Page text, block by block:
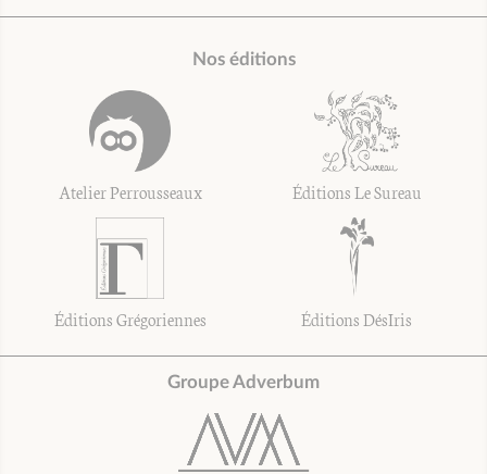
Nos éditions
Atelier Perrousseaux Éditions Le Sureau
Éditions Grégoriennes Éditions DésIris
Groupe Adverbum